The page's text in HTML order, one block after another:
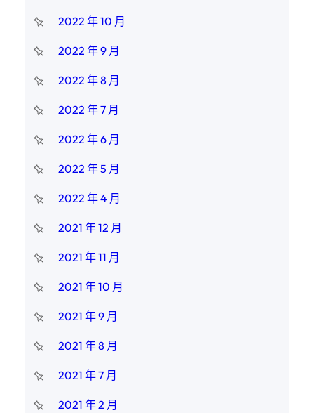
2022 年 10 月
2022 年 9 月
2022 年 8 月
2022 年 7 月
2022 年 6 月
2022 年 5 月
2022 年 4 月
2021 年 12 月
2021 年 11 月
2021 年 10 月
2021 年 9 月
2021 年 8 月
2021 年 7 月
2021 年 2 月